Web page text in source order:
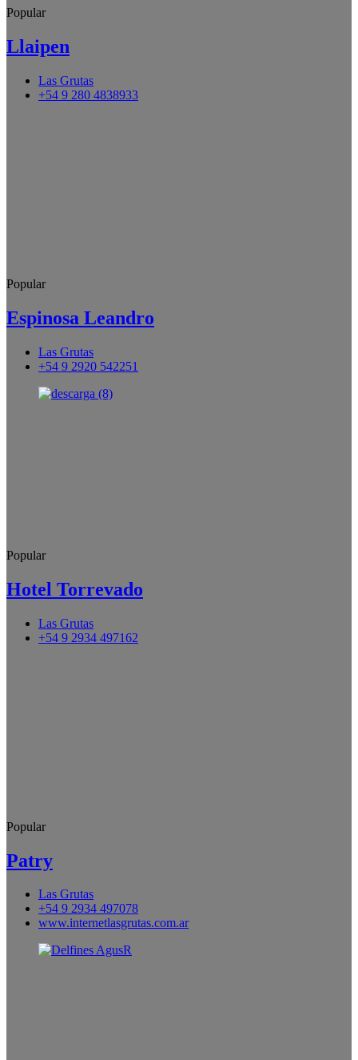
Popular
Llaipen
Las Grutas
+54 9 280 4838933
Popular
Espinosa Leandro
Las Grutas
+54 9 2920 542251
Popular
Hotel Torrevado
Las Grutas
+54 9 2934 497162
Popular
Patry
Las Grutas
+54 9 2934 497078
www.internetlasgrutas.com.ar